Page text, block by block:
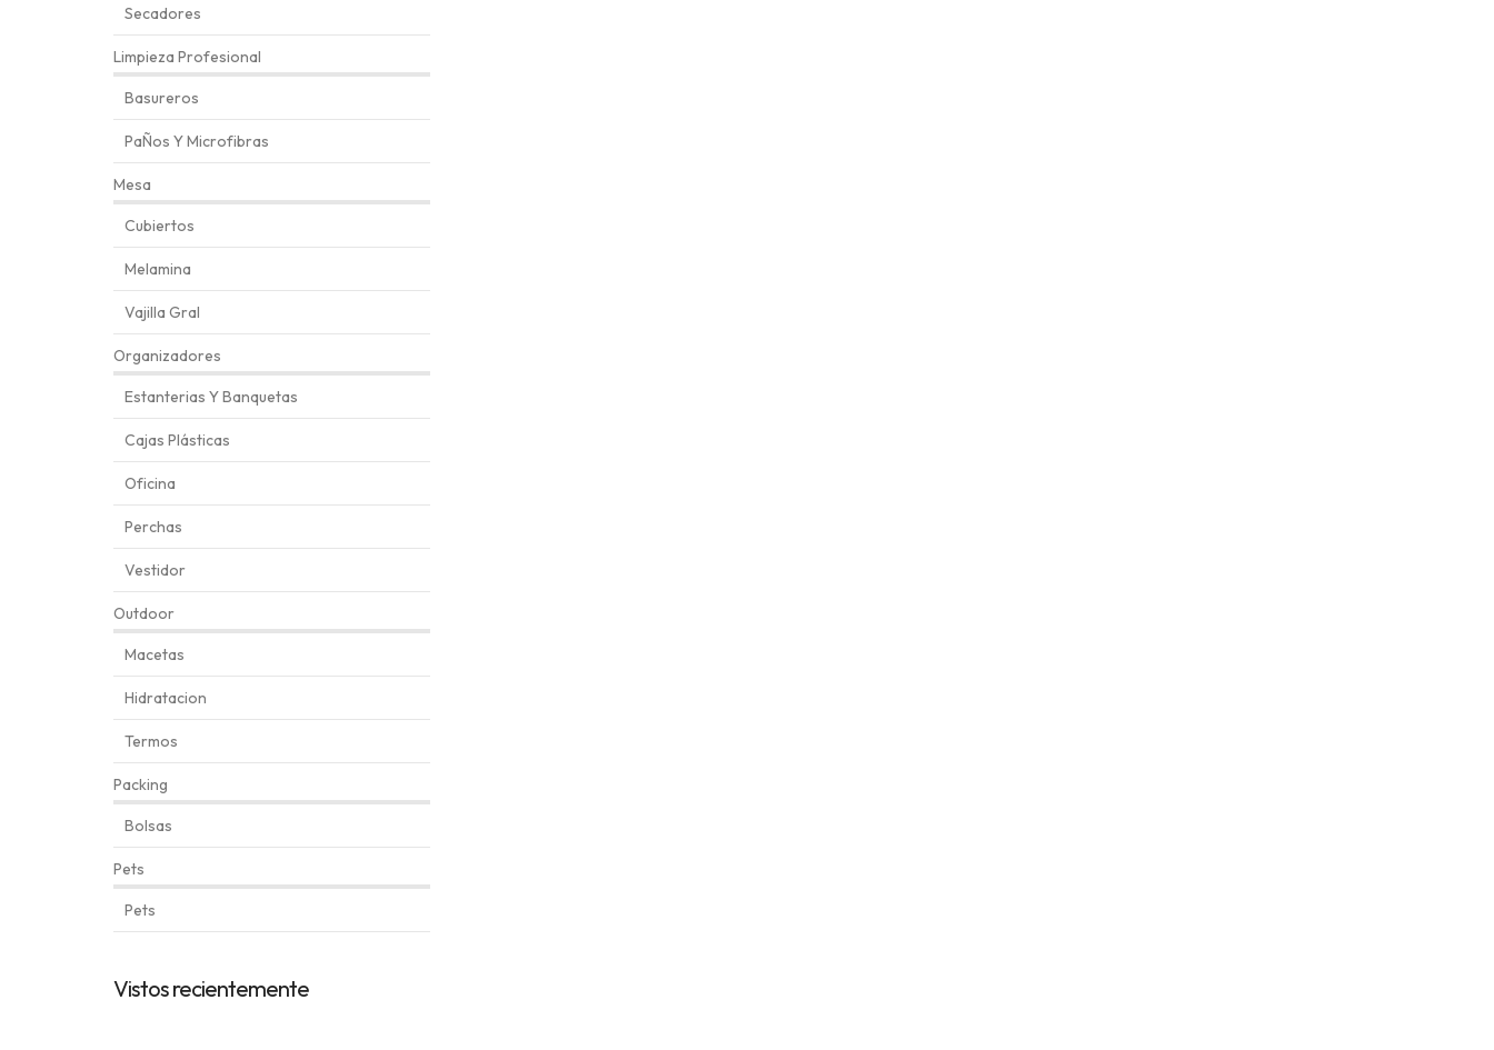
Secadores
Limpieza Profesional
Basureros
PaÑos Y Microfibras
Mesa
Cubiertos
Melamina
Vajilla Gral
Organizadores
Estanterias Y Banquetas
Cajas Plásticas
Oficina
Perchas
Vestidor
Outdoor
Macetas
Hidratacion
Termos
Packing
Bolsas
Pets
Pets
Hierarchic
Vistos recientemente